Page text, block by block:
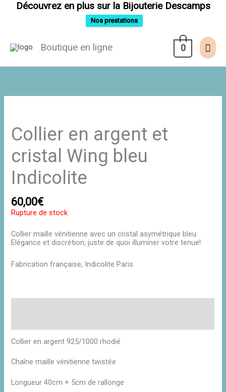
Découvrez en plus sur la Bijouterie Descamps
Nos prestations
Boutique en ligne 0
Collier en argent et
cristal Wing bleu
Indicolite
60,00€
Rupture de stock
Collier maille vénitienne avec un cristal asymétrique bleu.
Elégance et discrétion, juste de quoi illuminer votre tenue!
Fabrication française, Indicolite Paris
Collier en argent 925/1000 rhodié
Chaîne maille vénitienne twistée
Longueur 40cm + 5cm de rallonge